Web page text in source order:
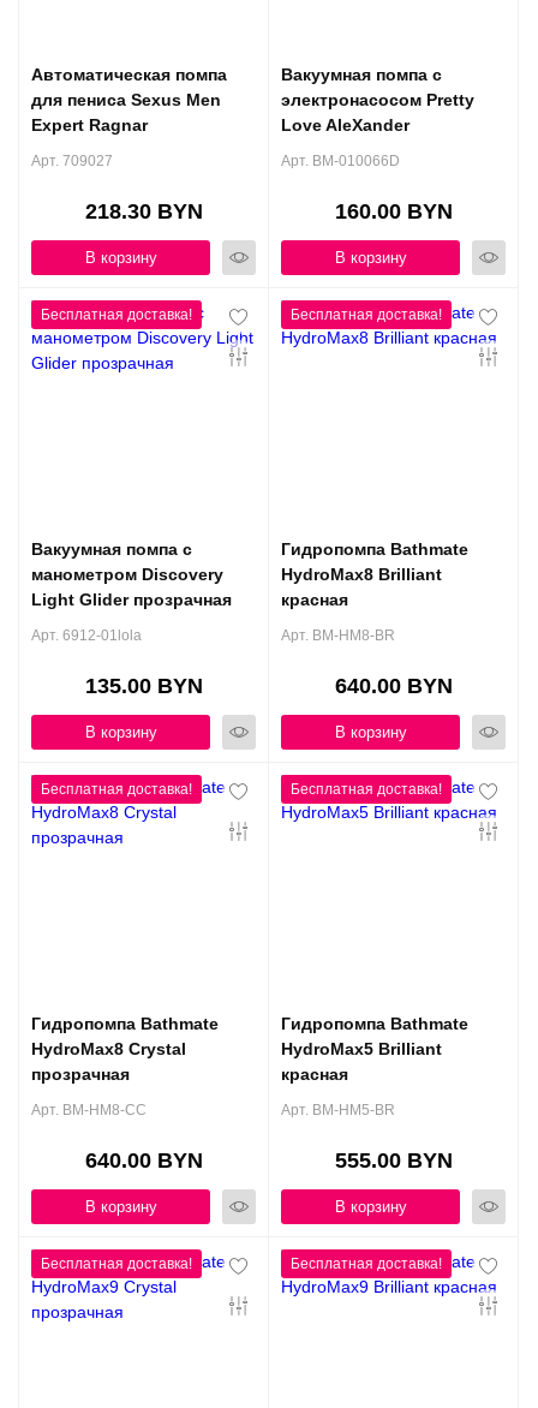
Автоматическая помпа
для пениса Sexus Men
Expert Ragnar
Арт. 709027
218.30 BYN
В корзину
Вакуумная помпа с
электронасосом Pretty
Love AleXander
Арт. BM-010066D
160.00 BYN
В корзину
Вакуумная помпа с
манометром Discovery
Light Glider прозрачная
Арт. 6912-01lola
135.00 BYN
В корзину
Гидропомпа Bathmate
HydroMax8 Brilliant
красная
Арт. BM-HM8-BR
640.00 BYN
В корзину
Гидропомпа Bathmate
HydroMax8 Crystal
прозрачная
Арт. BM-HM8-CC
640.00 BYN
В корзину
Гидропомпа Bathmate
HydroMax5 Brilliant
красная
Арт. BM-HM5-BR
555.00 BYN
В корзину